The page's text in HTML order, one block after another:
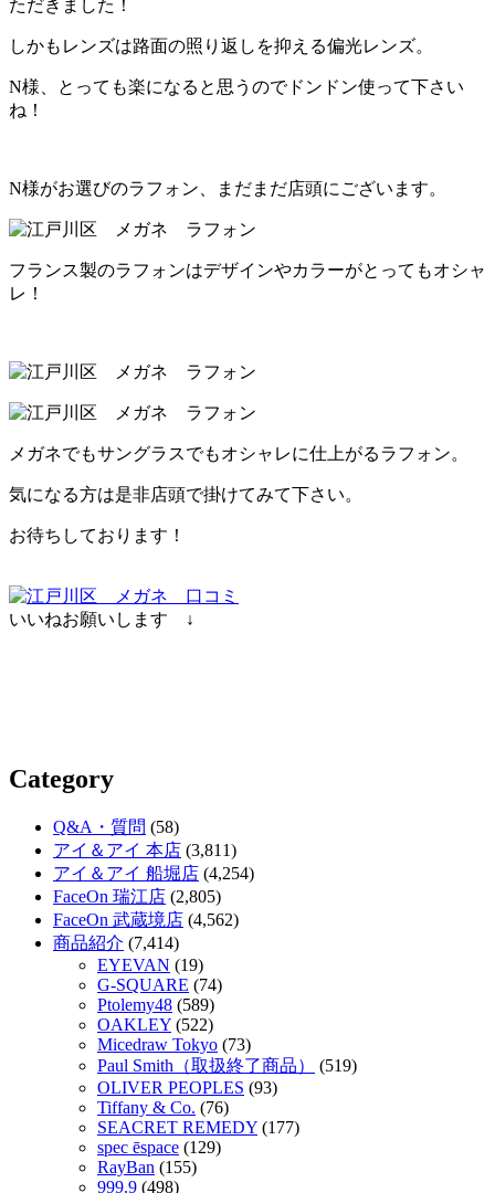
ただきました！
しかもレンズは路面の照り返しを抑える偏光レンズ。
N様、とっても楽になると思うのでドンドン使って下さい
ね！
N様がお選びのラフォン、まだまだ店頭にございます。
フランス製のラフォンはデザインやカラーがとってもオシャ
レ！
メガネでもサングラスでもオシャレに仕上がるラフォン。
気になる方は是非店頭で掛けてみて下さい。
お待ちしております！
いいねお願いします ↓
Category
Q&A・質問 (58)
アイ＆アイ 本店 (3,811)
アイ＆アイ 船堀店 (4,254)
FaceOn 瑞江店 (2,805)
FaceOn 武蔵境店 (4,562)
商品紹介 (7,414)
EYEVAN (19)
G-SQUARE (74)
Ptolemy48 (589)
OAKLEY (522)
Micedraw Tokyo (73)
Paul Smith（取扱終了商品）
(519)
OLIVER PEOPLES (93)
Tiffany & Co. (76)
SEACRET REMEDY (177)
spec ēspace (129)
RayBan (155)
999.9 (498)